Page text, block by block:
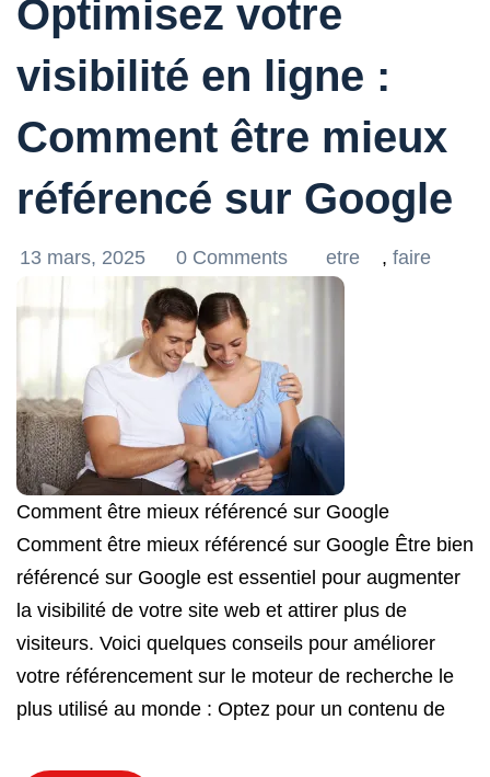
Optimisez votre
visibilité en ligne :
Comment être mieux
référencé sur Google
13 mars, 2025 0 Comments etre , faire
Comment être mieux référencé sur Google
Comment être mieux référencé sur Google Être bien
référencé sur Google est essentiel pour augmenter
la visibilité de votre site web et attirer plus de
visiteurs. Voici quelques conseils pour améliorer
votre référencement sur le moteur de recherche le
plus utilisé au monde : Optez pour un contenu de